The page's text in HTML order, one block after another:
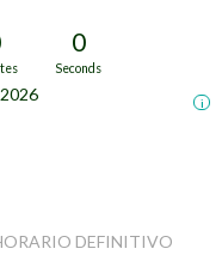
0
Seconds
i
DEFINITIVO